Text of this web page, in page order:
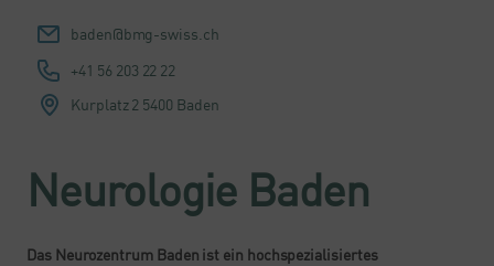
baden@bmg-swiss.ch
+41 56 203 22 22
Kurplatz 2 5400 Baden
Neurologie Baden
Das Neurozentrum Baden ist ein hochspezialisiertes